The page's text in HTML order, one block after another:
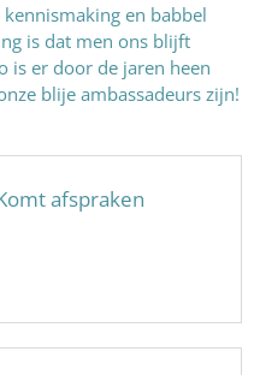
en babbel
is dat men ons blijft
is er door de jaren heen
blije ambassadeurs zijn!
afspraken